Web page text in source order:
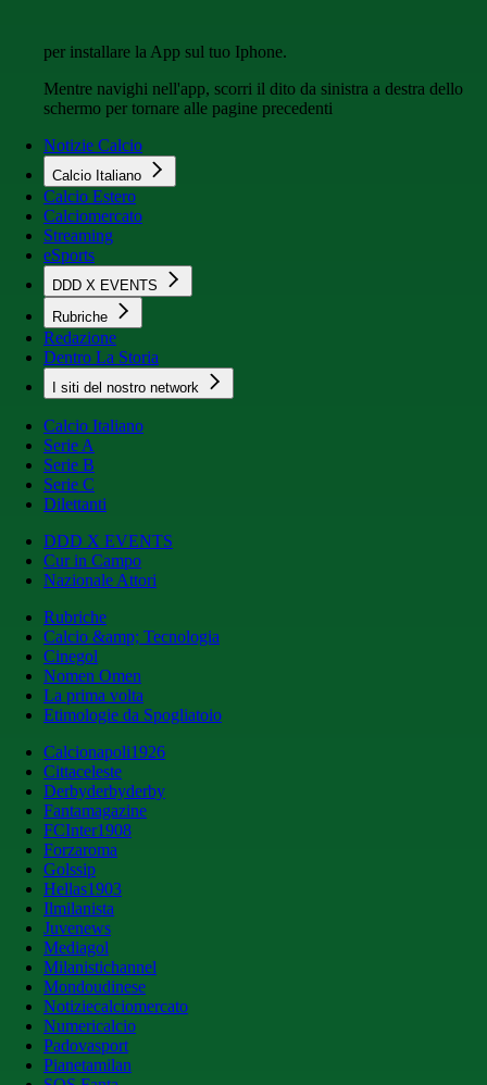
per installare la App sul tuo Iphone.
Mentre navighi nell'app, scorri il dito da sinistra a destra dello
schermo per tornare alle pagine precedenti
Notizie Calcio
Calcio Italiano
Calcio Estero
Calciomercato
Streaming
eSports
DDD X EVENTS
Rubriche
Redazione
Dentro La Storia
I siti del nostro network
Calcio Italiano
Serie A
Serie B
Serie C
Dilettanti
DDD X EVENTS
Cur in Campo
Nazionale Attori
Rubriche
Calcio &amp; Tecnologia
Cinegol
Nomen Omen
La prima volta
Etimologie da Spogliatoio
Calcionapoli1926
Cittaceleste
Derbyderbyderby
Fantamagazine
FCInter1908
Forzaroma
Golssip
Hellas1903
Ilmilanista
Juvenews
Mediagol
Milanistichannel
Mondoudinese
Notiziecalciomercato
Numericalcio
Padovasport
Pianetamilan